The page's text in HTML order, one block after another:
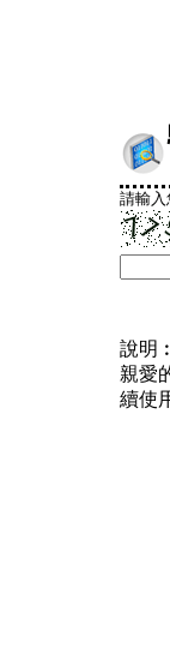
請輸入
說明︰
親愛
續使